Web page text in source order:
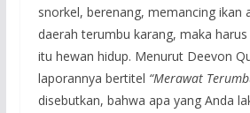
snorkel, berenang, memancing ikan
daerah terumbu karang, maka
itu hewan hidup. Menurut Deevon
laporannya bertitel “Merawat
disebutkan, bahwa apa yang Anda